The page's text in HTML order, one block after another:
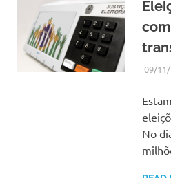
09/
No